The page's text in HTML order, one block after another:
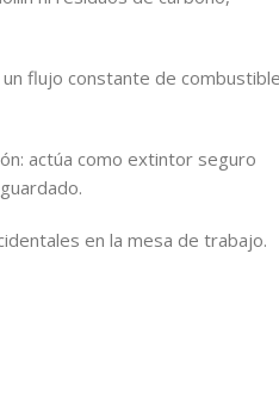
flujo constante de combustible
actúa como extintor seguro
en la mesa de trabajo.